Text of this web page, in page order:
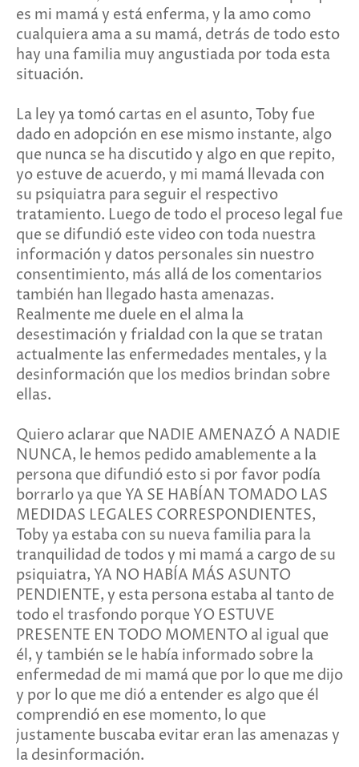
es mi mamá y está enferma, y la amo como
cualquiera ama a su mamá, detrás de todo esto
hay una familia muy angustiada por toda esta
situación.
La ley ya tomó cartas en el asunto, Toby fue
dado en adopción en ese mismo instante, algo
que nunca se ha discutido y algo en que repito,
yo estuve de acuerdo, y mi mamá llevada con
su psiquiatra para seguir el respectivo
tratamiento. Luego de todo el proceso legal fue
que se difundió este video con toda nuestra
información y datos personales sin nuestro
consentimiento, más allá de los comentarios
también han llegado hasta amenazas.
Realmente me duele en el alma la
desestimación y frialdad con la que se tratan
actualmente las enfermedades mentales, y la
desinformación que los medios brindan sobre
ellas.
Quiero aclarar que NADIE AMENAZÓ A NADIE
NUNCA, le hemos pedido amablemente a la
persona que difundió esto si por favor podía
borrarlo ya que YA SE HABÍAN TOMADO LAS
MEDIDAS LEGALES CORRESPONDIENTES,
Toby ya estaba con su nueva familia para la
tranquilidad de todos y mi mamá a cargo de su
psiquiatra, YA NO HABÍA MÁS ASUNTO
PENDIENTE, y esta persona estaba al tanto de
todo el trasfondo porque YO ESTUVE
PRESENTE EN TODO MOMENTO al igual que
él, y también se le había informado sobre la
enfermedad de mi mamá que por lo que me dijo
y por lo que me dió a entender es algo que él
comprendió en ese momento, lo que
justamente buscaba evitar eran las amenazas y
la desinformación.